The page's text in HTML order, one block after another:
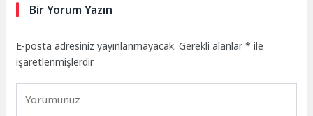
Bir Yorum Yazın
E-posta adresiniz yayınlanmayacak. Gerekli alanlar* ile
işaretlenmişlerdir